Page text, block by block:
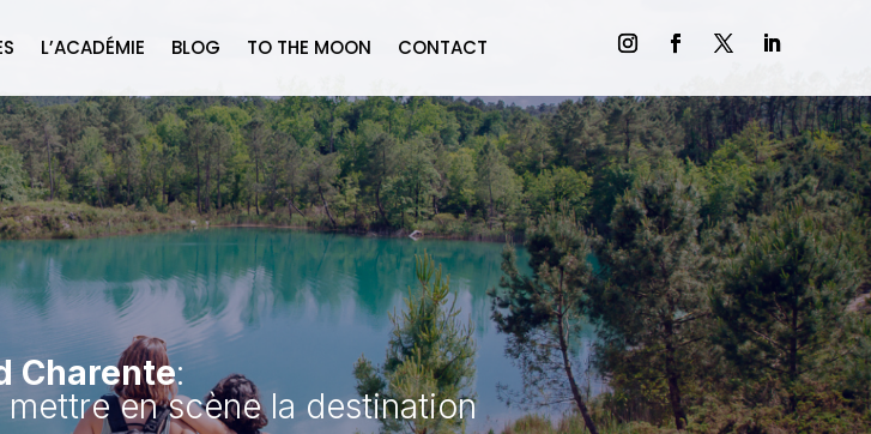
L’ACADÉMIE BLOG TO THE MOON CONTACT
Charente:
en scène la destination